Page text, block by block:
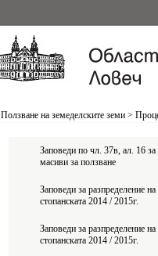
Ползване на земеделските земи >
Заповеди по чл. 37в, ал. 16
масиви за ползване
Заповеди за разпределение
стопанската 2014 / 2015г.
Заповеди за разпределение
стопанската 2014 / 2015г.